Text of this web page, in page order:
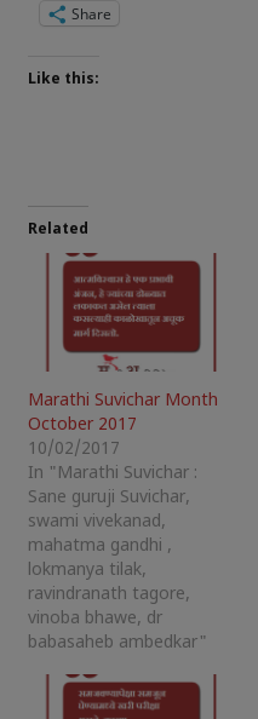
Share
Like this:
Related
Marathi Suvichar Month
October 2017
10/02/2017
In "Marathi Suvichar :
Sane guruji Suvichar,
swami vivekanad,
mahatma gandhi ,
lokmanya tilak,
ravindranath tagore,
vinoba bhawe, dr
babasaheb ambedkar"